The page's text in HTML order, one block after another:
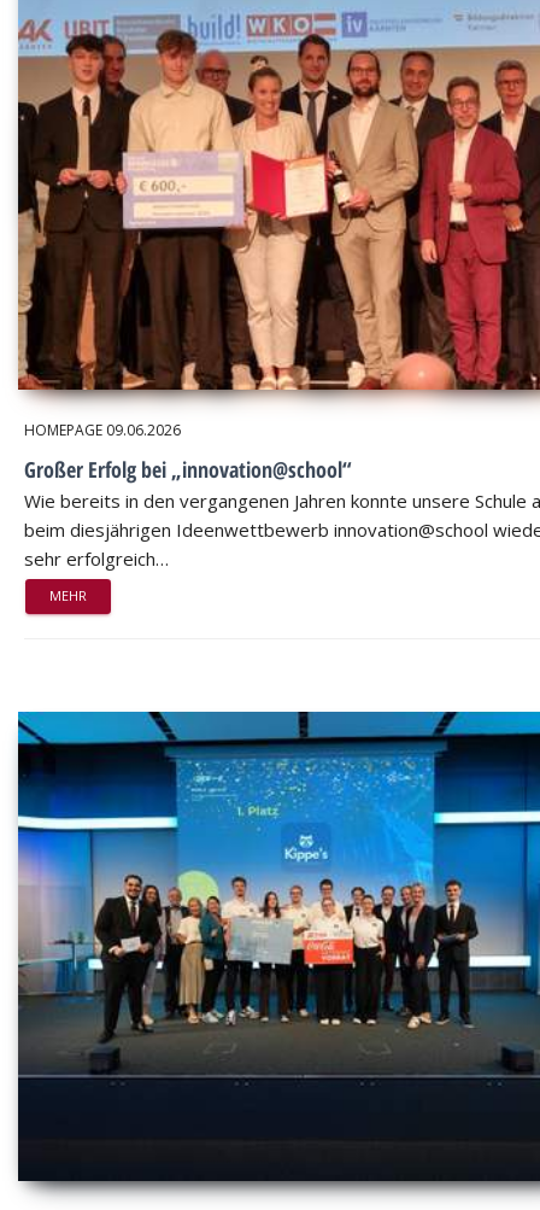
HOMEPAGE 09.06.2026
Großer Erfolg bei „innovation@school“
Wie bereits in den vergangenen Jahren konnte unsere Schule
beim diesjährigen Ideenwettbewerb innovation@school
sehr erfolgreich…
MEHR